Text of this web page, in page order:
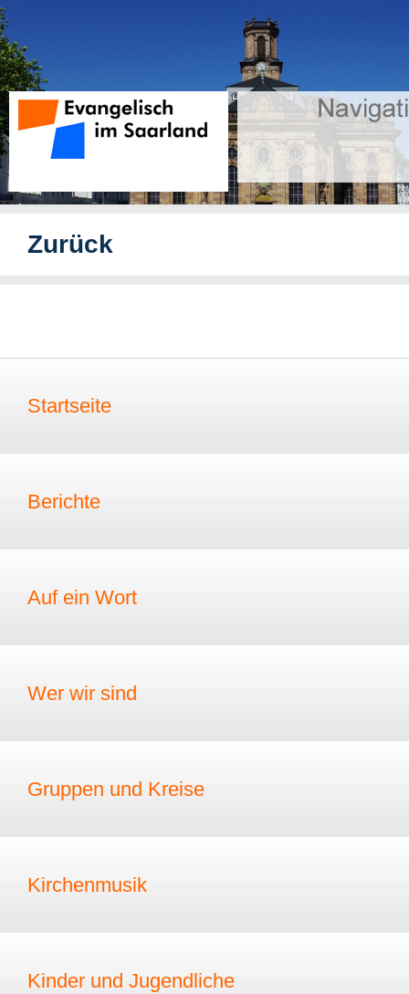
Zurück
Startseite
Berichte
Auf ein Wort
Wer wir sind
Gruppen und Kreise
Kirchenmusik
Kinder und Jugendliche